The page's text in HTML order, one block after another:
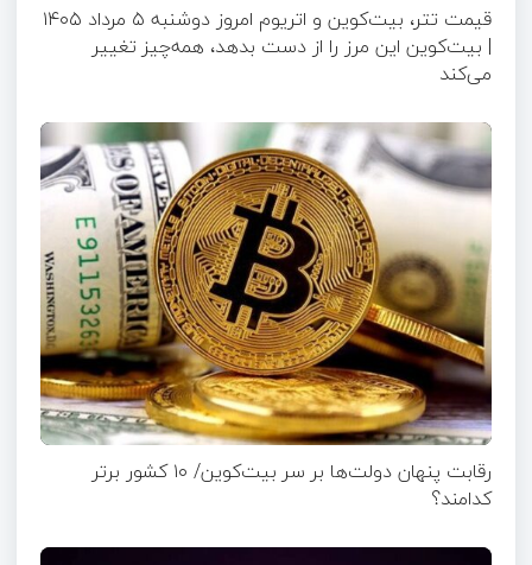
قیمت تتر، بیت‌کوین و اتریوم امروز دوشنبه ۵ مرداد ۱۴۰۵
| بیت‌کوین این مرز را از دست بدهد، همه‌چیز تغییر
می‌کند
رقابت پنهان دولت‌ها بر سر بیت‌کوین/ ۱۰ کشور برتر
کدامند؟